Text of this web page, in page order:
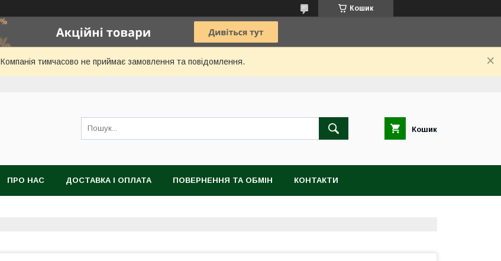
Кошик
Компанія тимчасово не приймає замовлення та повідомлення.
Кошик
ПРО НАС ДОСТАВКА І ОПЛАТА ПОВЕРНЕННЯ ТА ОБМІН КОНТАКТИ